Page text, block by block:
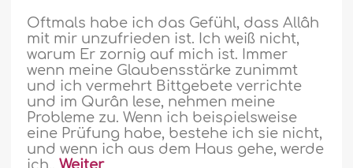
Oftmals habe ich das Gefühl, dass Allâh
mit mir unzufrieden ist. Ich weiß nicht,
warum Er zornig auf mich ist. Immer
wenn meine Glaubensstärke zunimmt
und ich vermehrt Bittgebete verrichte
und im Qurân lese, nehmen meine
Probleme zu. Wenn ich beispielsweise
eine Prüfung habe, bestehe ich sie nicht,
und wenn ich aus dem Haus gehe, werde